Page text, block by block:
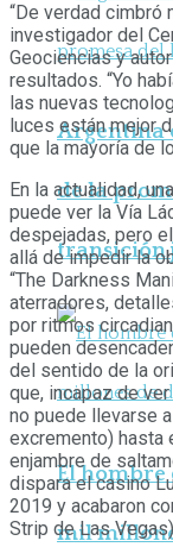
Argentina
de la
transición
El hombre
mil
“De verdad cimbró
investigador del
Geociencias y
resultados. “Yo
las nuevas
luces están mejor
que la mayoría de
En la actualidad,
puede ver la Vía
despejadas, pero
allá de impedir la
“The Darkness
aterradores,
por ritmos
pueden
del sentido de la
que, incapaz de
no puede llevarse
excremento) hasta
enjambre de
dispara el casino
2019 y acabaron
Strip de Las